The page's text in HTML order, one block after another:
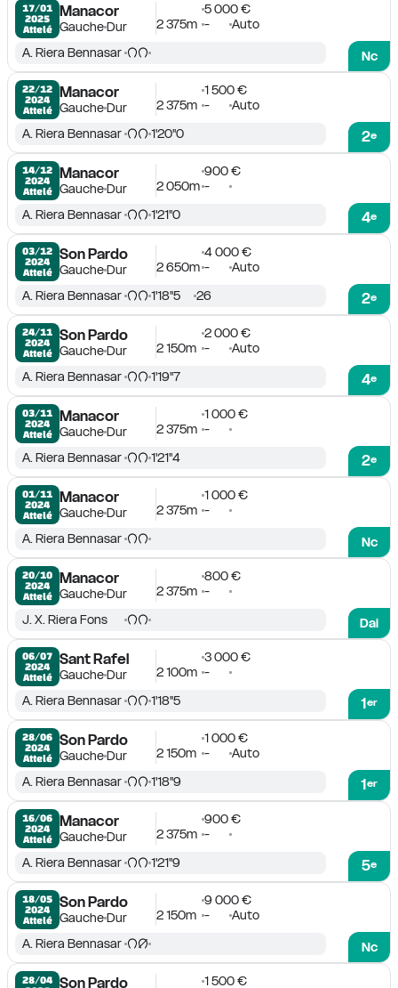
17/01
2025
Attelé
Manacor
GaucheDur
5 000 €
2 375m -
Auto
Nc
A. Riera Bennasar
22/12
2024
Attelé
Manacor
GaucheDur
1 500 €
2 375m - Auto
2e
A. Riera Bennasar 1'20''0
14/12
2024
Attelé
Manacor
GaucheDur
900 €
2 050m -
4e
A. Riera Bennasar 1'21''0
03/12
2024
Attelé
Son Pardo
GaucheDur
4 000 €
2 650m - Auto
2e
A. Riera Bennasar 1'18''5 26
24/11
2024
Attelé
Son Pardo
GaucheDur
2 000 €
2 150m - Auto
4e
A. Riera Bennasar 1'19''7
03/11
2024
Attelé
Manacor
GaucheDur
1 000 €
2 375m -
2e
A. Riera Bennasar 1'21''4
01/11
2024
Attelé
Manacor
GaucheDur
1 000 €
2 375m -
Nc
A. Riera Bennasar
20/10
2024
Attelé
Manacor
GaucheDur
800 €
2 375m -
Dai
J. X. Riera Fons
06/07
2024
Attelé
Sant Rafel
GaucheDur
3 000 €
2 100m -
1er
A. Riera Bennasar 1'18''5
28/06
2024
Attelé
Son Pardo
GaucheDur
1 000 €
2 150m - Auto
1er
A. Riera Bennasar 1'18''9
16/06
2024
Attelé
Manacor
GaucheDur
900 €
2 375m -
5e
A. Riera Bennasar 1'21''9
18/05
2024
Attelé
Son Pardo
GaucheDur
9 000 €
2 150m -
Auto
Nc
A. Riera Bennasar
28/04
Son Pardo
1 500 €